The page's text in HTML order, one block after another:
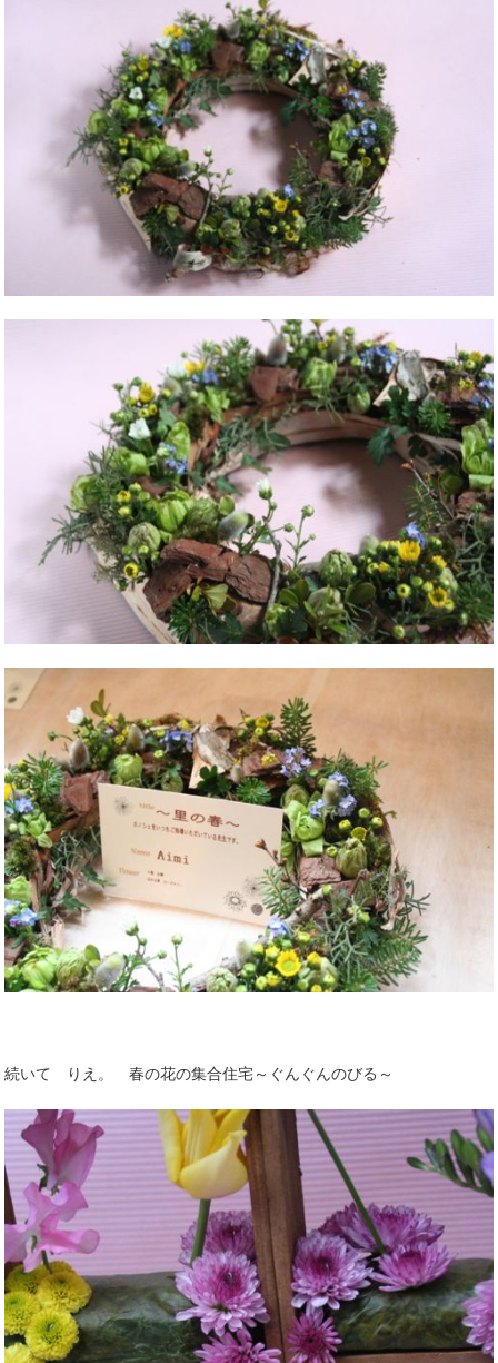
続いて りえ。 春の花の集合住宅～ぐんぐんのびる～